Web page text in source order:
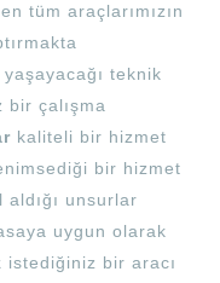
tüm araçlarımızın
teknik
bir çalışma
kaliteli bir hizmet
bir hizmet
aldığı unsurlar
uygun olarak
istediğiniz bir aracı